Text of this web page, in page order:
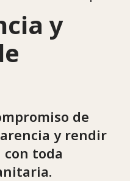
y
de
y rendir
toda